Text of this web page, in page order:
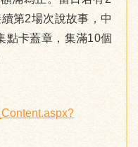
第2場次說故事，中
點卡蓋章，集滿10個